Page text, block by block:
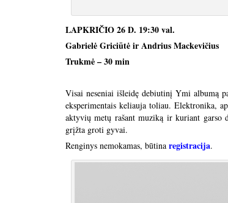
LAPKRIČIO 26 D. 19:30 val.
Gabrielė Griciūtė ir Andrius Mackevičius
Trukmė – 30 min
Visai neseniai išleidę debiutinį Ymi albumą
eksperimentais keliauja toliau. Elektronika,
aktyvių metų rašant muziką ir kuriant garso
grįžta groti gyvai.
Renginys nemokamas, būtina registracija.